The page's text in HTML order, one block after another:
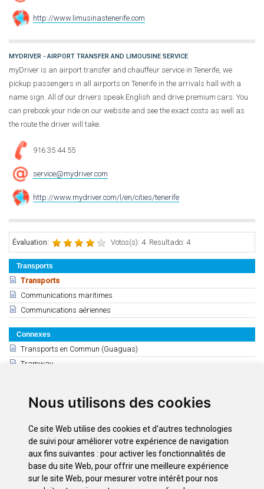
Nous utilisons des cookies
Ce site Web utilise des cookies et d'autres technologies
de suivi pour améliorer votre expérience de navigation
aux fins suivantes : pour activer les fonctionnalités de
base du site Web, pour offrir une meilleure expérience
sur le site Web, pour mesurer votre intérêt pour nos
Transports
Transports
Communications maritimes
Communications aériennes
Connexes
Transports en Commun (Guaguas)
Tramway
Transport adapté
Voitures de Location - Puerto de la Cruz
Location de Voiture: Zone Sud
Zone de Santa Cruz - La Laguna
Location de motos et vélos
http://www.limusinastenerife.com
MYDRIVER - AIRPORT TRANSFER AND LIMOUSINE SERVICE
myDriver is an airport transfer and chauffeur service in Tenerife, we
pickup passengers in all airports on Tenerife in the arrivals hall with a
name sign. All of our drivers speak English and drive premium cars. You
can prebook your ride on our website and see the exact costs as well as
the route the driver will take.
916 35 44 55
service@mydriver.com
http://www.mydriver.com/l/en/cities/tenerife
Évaluation: Votos(s): 4. Resultado: 4